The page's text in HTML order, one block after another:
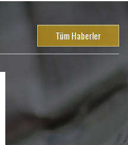
Tüm Haberler